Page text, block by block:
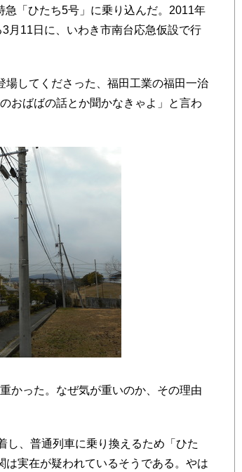
「ひたち5号」に乗り込んだ。2011年
月11日に、いわき市南台応急仮設で行
してくださった、福田工業の福田一治
おばばの話とか聞かなきゃよ」と言わ
かった。なぜ気が重いのか、その理由
、普通列車に乗り換えるため「ひた
実在が疑われているそうである。やは